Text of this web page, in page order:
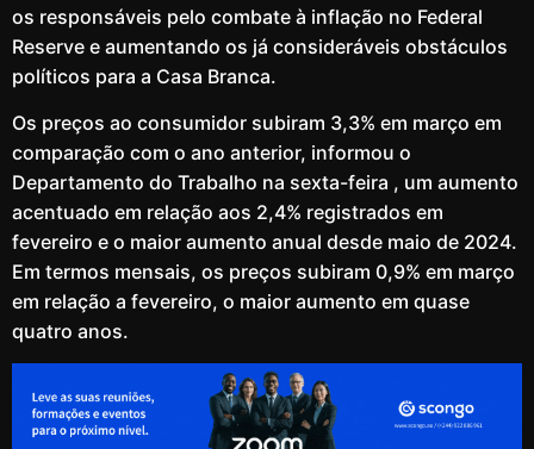
os responsáveis ​​pelo combate à inflação no Federal
Reserve e aumentando os já consideráveis ​​obstáculos
políticos para a Casa Branca.
Os preços ao consumidor subiram 3,3% em março em
comparação com o ano anterior, informou o
Departamento do Trabalho na sexta-feira , um aumento
acentuado em relação aos 2,4% registrados em
fevereiro e o maior aumento anual desde maio de 2024.
Em termos mensais, os preços subiram 0,9% em março
em relação a fevereiro, o maior aumento em quase
quatro anos.